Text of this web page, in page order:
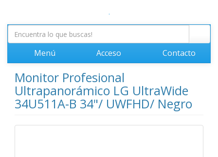
.
Menú Acceso Contacto
Monitor Profesional
Ultrapanorámico LG UltraWide
34U511A-B 34"/ UWFHD/ Negro